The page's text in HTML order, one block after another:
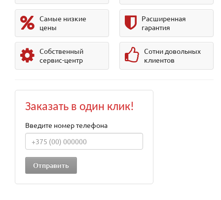
Самые низкие
цены
Расширенная
гарантия
Собственный
сервис-центр
Сотни довольных
клиентов
Заказать в один клик!
Введите номер телефона